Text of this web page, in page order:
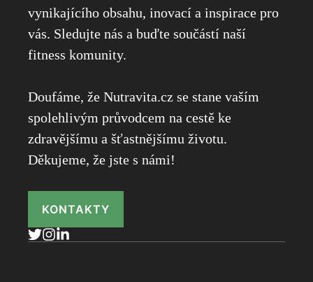
vynikajícího obsahu, inovací a inspirace pro
vás. Sledujte nás a buďte součástí naší
fitness komunity.
Doufáme, že Nutravita.cz se stane vaším
spolehlivým průvodcem na cestě ke
zdravějšímu a šťastnějšímu životu.
Děkujeme, že jste s námi!
KONTAKTY